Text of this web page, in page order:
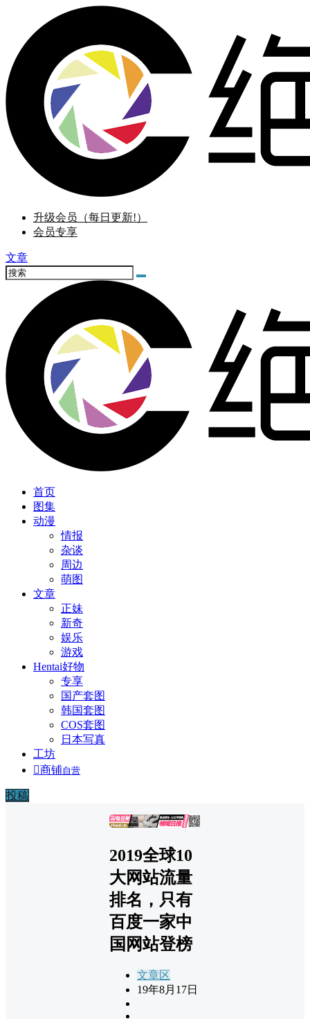
升级会员（每日更新!）
会员专享
文章
首页
图集
动漫
情报
杂谈
周边
萌图
文章
正妹
新奇
娱乐
游戏
Hentai好物
专享
国产套图
韩国套图
COS套图
日本写真
工坊
商铺自营
投稿
广告
2019全球10
大网站流量
排名，只有
百度一家中
国网站登榜
文章区
19年8月17日